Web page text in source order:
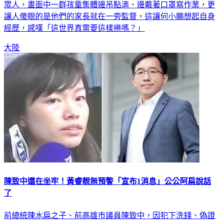
眾人，畫面中一群孩童集體邊吊點滴、邊戴著口罩寫作業，更
讓人傻眼的是他們的家長就在一旁監督，這讓何小鵬想起自身
經歷，感嘆「這世界真需要這樣捲嗎？」
大陸
陳致中還在坐牢！黃睿靚無預警「宣布1消息」公公阿扁說話
了
前總統陳水扁之子、前高雄市議員陳致中，因犯下洗錢、偽證